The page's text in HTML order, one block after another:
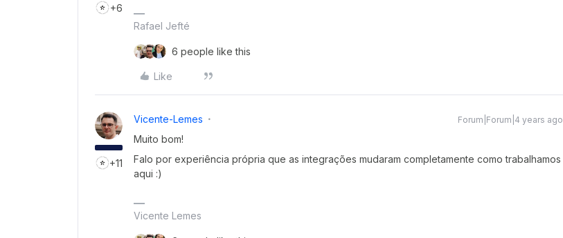
+6
Rafael Jefté
6 people like this
Like
+11
Vicente-Lemes Forum|Forum|4 years ago
Muito bom!
Falo por experiência própria que as integrações mudaram completamente como trabalhamos
aqui :)
Vicente Lemes